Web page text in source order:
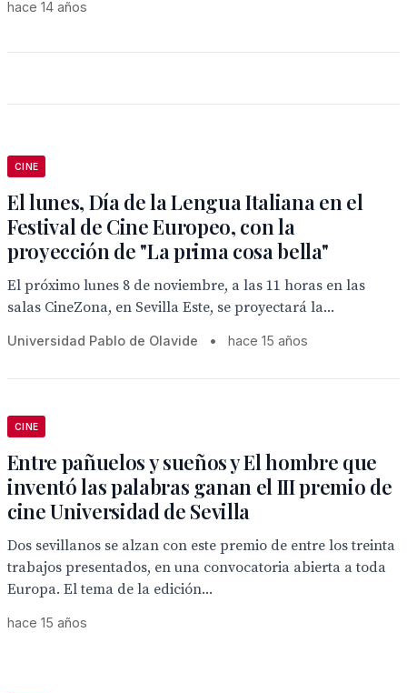
hace 14 años
CINE
El lunes, Día de la Lengua Italiana en el
Festival de Cine Europeo, con la
proyección de "La prima cosa bella"
El próximo lunes 8 de noviembre, a las 11 horas en las
salas CineZona, en Sevilla Este, se proyectará la...
Universidad Pablo de Olavide • hace 15 años
CINE
Entre pañuelos y sueños y El hombre que
inventó las palabras ganan el III premio de
cine Universidad de Sevilla
Dos sevillanos se alzan con este premio de entre los treinta
trabajos presentados, en una convocatoria abierta a toda
Europa. El tema de la edición...
hace 15 años